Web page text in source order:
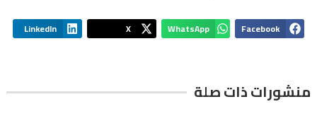
Facebook
WhatsApp
X
LinkedIn
منشورات ذات صلة